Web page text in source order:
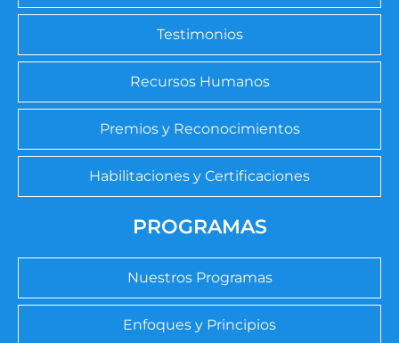
Testimonios
Recursos Humanos
Premios y Reconocimientos
Habilitaciones y Certificaciones
PROGRAMAS
Nuestros Programas
Enfoques y Principios